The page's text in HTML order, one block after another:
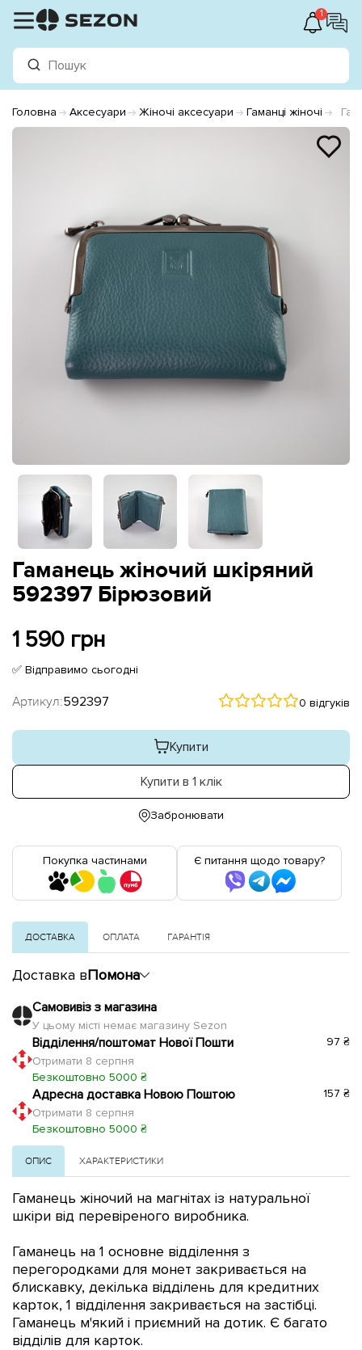
1
Головна Аксесуари Жіночі аксесуари Гаманці жіночі
Гаманець жіночий шкіряний
592397 Бірюзовий
1 590 грн
✅ Відправимо сьогодні
Артикул:592397 0 відгуків
Купити
Купити в 1 клік
Забронювати
Покупка частинами Є питання щодо товару?
ДОСТАВКА ОПЛАТА ГАРАНТІЯ
Доставка вПомона
Самовивіз з магазина
У цьому місті немає магазину Sezon
Відділення/поштомат Нової Пошти
Отримати 8 серпня
Безкоштовно 5000 ₴
97 ₴
Адресна доставка Новою Поштою
Отримати 8 серпня
Безкоштовно 5000 ₴
157 ₴
ОПИС ХАРАКТЕРИСТИКИ
Гаманець жіночий на магнітах із натуральної
шкіри від перевіреного виробника.
Гаманець на 1 основне відділення з
перегородками для монет закривається на
блискавку, декілька відділень для кредитних
карток, 1 відділення закривається на застібці.
Гаманець м'який і приємний на дотик. Є багато
відділів для карток.